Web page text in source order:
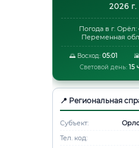
2026 г.
Погода в г. Орёл:
Переменная
🌅 Восход: 05:01
Световой день: 15
📍 Региональная
Субъект:
Тел. код: